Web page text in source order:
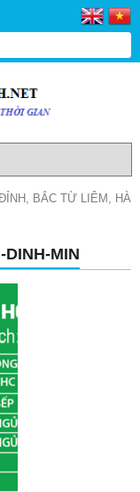
BẮC TỪ LIÊM, HÀ
DINH-MIN